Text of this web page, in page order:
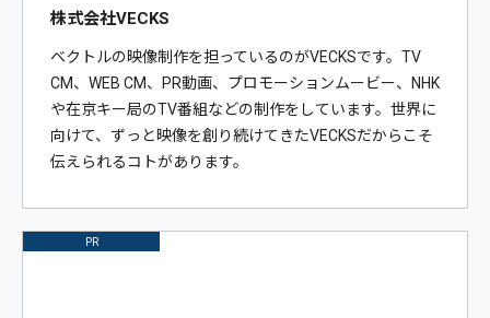
株式会社VECKS
ベクトルの映像制作を担っているのがVECKSです。TV
CM、WEB CM、PR動画、プロモーションムービー、NHK
や在京キー局のTV番組などの制作をしています。世界に
向けて、ずっと映像を創り続けてきたVECKSだからこそ
伝えられるコトがあります。
PR